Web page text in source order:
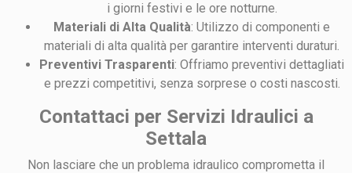
i giorni festivi e le ore notturne.
Materiali di Alta Qualità: Utilizzo di componenti e
materiali di alta qualità per garantire interventi duraturi.
Preventivi Trasparenti: Offriamo preventivi dettagliati
e prezzi competitivi, senza sorprese o costi nascosti.
Contattaci per Servizi Idraulici a
Settala
Non lasciare che un problema idraulico comprometta il